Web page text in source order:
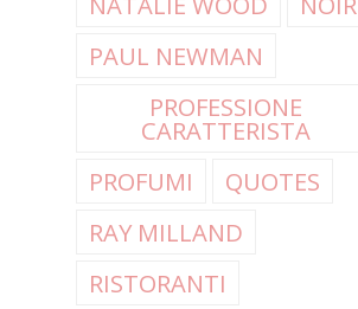
PAUL NEWMAN
PROFESSIONE
CARATTERISTA
PROFUMI
QUOTES
RAY MILLAND
RISTORANTI